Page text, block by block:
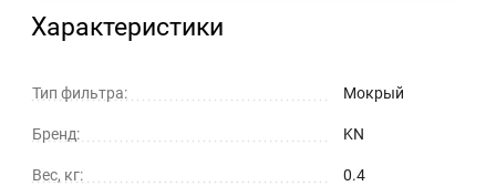
Характеристики
Тип фильтра: Мокрый
Бренд: KN
Вес, кг: 0.4